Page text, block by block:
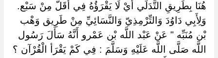
هُنَا بِطَرِيقِ التَّدَلِّي أَيْ لَا يَقْرَؤُهُ فِي أَقَلّ مِنْ سَبْع.
وَلِأَبِي دَاوُدَ وَالتِّرْمِذِيّ وَالنَّسَائِيِّ مِنْ طَرِيق وَهْب
بْن مُنَبِّه " عَنْ عَبْد اللَّه بْن عَمْرو أَنَّهُ سَأَلَ رَسُول
اللَّه صَلَّى اللَّه عَلَيْهِ وَسَلَّمَ : فِي كَمْ يَقْرَأ الْقُرْآن ؟